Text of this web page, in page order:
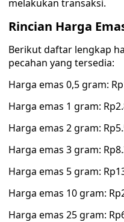
melakukan transaksi.
Rincian Harga
Berikut daftar lengkap
pecahan yang tersedia:
Harga emas 0,5 gram:
Harga emas 1 gram:
Harga emas 2 gram:
Harga emas 3 gram:
Harga emas 5 gram:
Harga emas 10 gram:
Harga emas 25 gram: